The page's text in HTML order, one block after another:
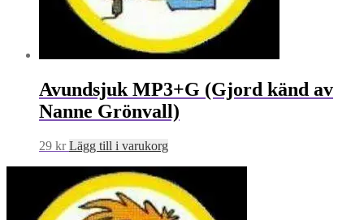
Avundsjuk MP3+G (Gjord känd av
Nanne Grönvall)
29 kr Lägg till i varukorg